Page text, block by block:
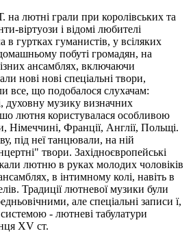
лютні грали при королівських та
віртуози і відомі любителі
в гуртках гуманистів, у всіляких
побуті громадян, на
ансамблях, включаючи
нові нові спеціальні твори,
все, що подобалося слухачам:
духовну музику визначних
лютня користувалася особливою
Hімеччині, Франції, Англії, Польщі.
під неї танцювали, на ній
твори. Західноєвропейські
лютню в руках молодих чоловіків
в інтимному колі, навіть в
Традиції лютневої музики були
але спеціальні записи ї,
- лютневі табулатури
XV ст.